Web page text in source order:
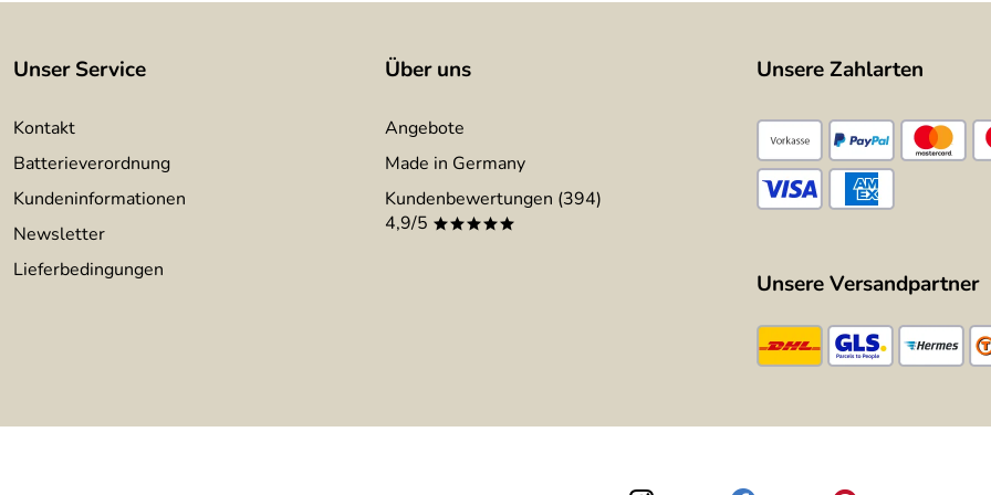
Unser Service
Kontakt
Batterieverordnung
Kundeninformationen
Newsletter
Lieferbedingungen
Über uns
Angebote
Made in Germany
Kundenbewertungen (394)
4,9/5 *****
Unsere Zahlarten
Unsere Versandpartner